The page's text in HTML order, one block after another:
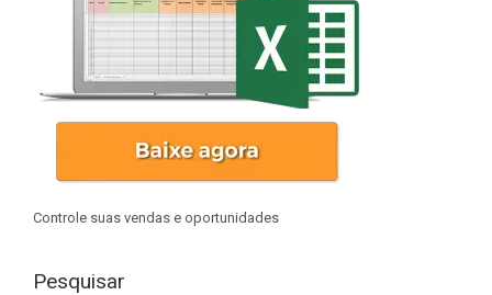
Controle suas vendas e oportunidades
Pesquisar